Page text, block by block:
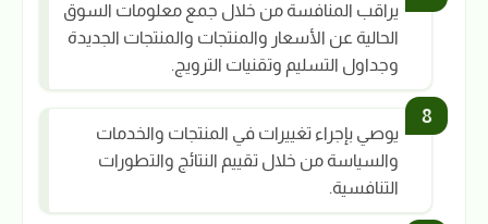
يراقب المنافسة من خلال جمع معلومات السوق
الحالية عن الأسعار والمنتجات والمنتجات الجديدة
وجداول التسليم وتقنيات الترويج.
يوصي بإجراء تغييرات في المنتجات والخدمات
والسياسة من خلال تقييم النتائج والتطورات
التنافسية.